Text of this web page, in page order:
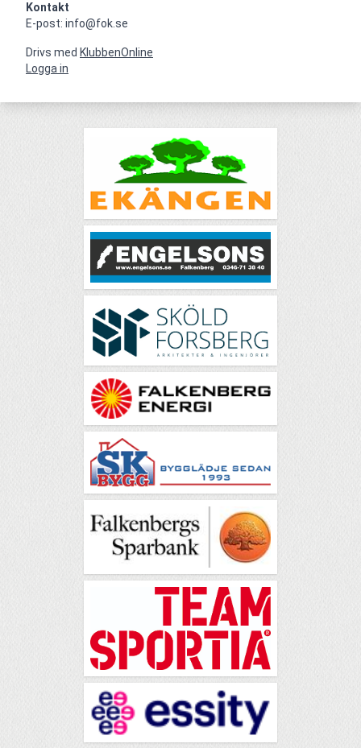
Kontakt
E-post: info@fok.se
Drivs med KlubbenOnline
Logga in